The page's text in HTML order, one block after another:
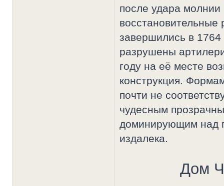
после удара
завершились в
разрушены
году на её месте
конструкция.
почти не
чудесным
доминирующим над
издалека.
Дом